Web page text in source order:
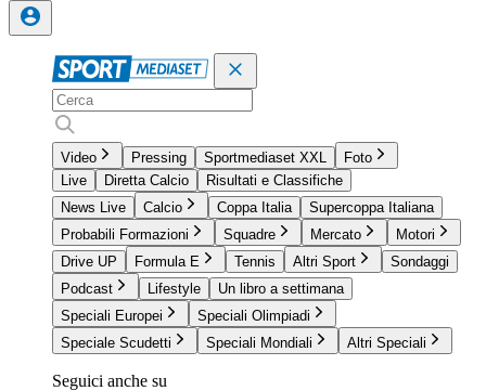
Video Pressing Sportmediaset XXL
Foto
Live
Diretta Calcio
Risultati e Classifiche
News Live
Calcio Coppa Italia
Supercoppa Italiana
Probabili Formazioni
Squadre Mercato
Motori
Drive UP
Formula E Tennis Altri Sport
Sondaggi
Podcast
Lifestyle
Un libro a settimana
Speciali Europei
Speciali Olimpiadi
Speciale Scudetti
Speciali Mondiali Altri Speciali
Seguici anche su